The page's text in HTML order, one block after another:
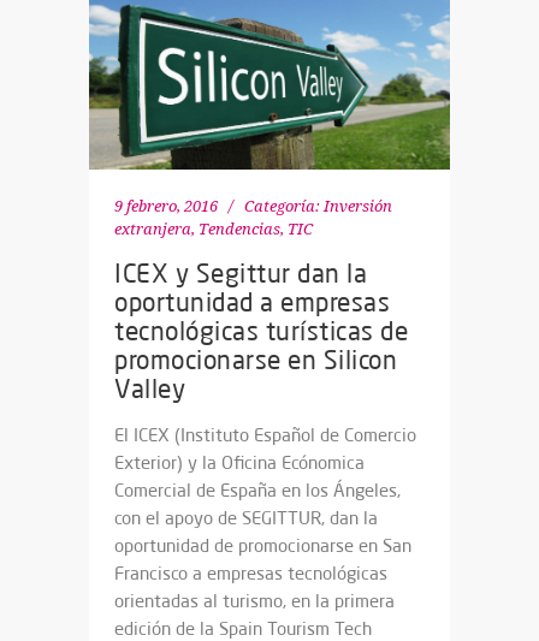
9 febrero, 2016 Categoría: Inversión
extranjera, Tendencias, TIC
ICEX y Segittur dan la
oportunidad a empresas
tecnológicas turísticas de
promocionarse en Silicon
Valley
El ICEX (Instituto Español de Comercio
Exterior) y la Oficina Ecónomica
Comercial de España en los Ángeles,
con el apoyo de SEGITTUR, dan la
oportunidad de promocionarse en San
Francisco a empresas tecnológicas
orientadas al turismo, en la primera
edición de la Spain Tourism Tech